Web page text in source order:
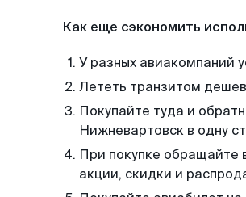
Как еще сэкономить
У разных авиакомпаний
Лететь транзитом
Покупайте туда и
Нижневартовск в одну
При покупке обращайте
акции, скидки и